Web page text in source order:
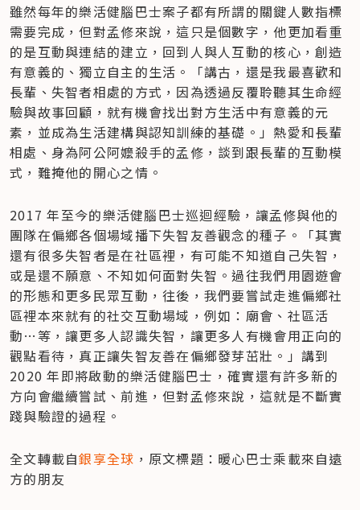
雖然每年的樂活健腦巴士案子都有所謂的關鍵人數指標
需要完成，但對孟修來說，這只是個數字，他更加看重
的是互動與連結的建立，回到人與人互動的核心，創造
有意義的、獨立自主的生活。「講古，還是我最喜歡和
長輩、失智者相處的方式，因為透過反覆聆聽其生命經
驗與故事回顧，就有機會找出對方生活中有意義的元
素，並成為生活建構與認知訓練的基礎。」熱愛和長輩
相處、身為阿公阿嬤殺手的孟修，談到跟長輩的互動模
式，難掩他的開心之情。
2017 年至今的樂活健腦巴士巡迴經驗，讓孟修與他的
團隊在偏鄉各個場域播下失智友善觀念的種子。「其實
還有很多失智者是在社區裡，有可能不知道自己失智，
或是還不願意、不知如何面對失智。過往我們用園遊會
的形態和更多民眾互動，往後，我們要嘗試走進偏鄉社
區裡本來就有的社交互動場域，例如：廟會、社區活
動…等，讓更多人認識失智，讓更多人有機會用正向的
觀點看待，真正讓失智友善在偏鄉發芽茁壯。」講到
2020 年即將啟動的樂活健腦巴士，確實還有許多新的
方向會繼續嘗試、前進，但對孟修來說，這就是不斷實
踐與驗證的過程。
全文轉載自銀享全球 ，原文標題：暖心巴士乘載來自遠
方的朋友